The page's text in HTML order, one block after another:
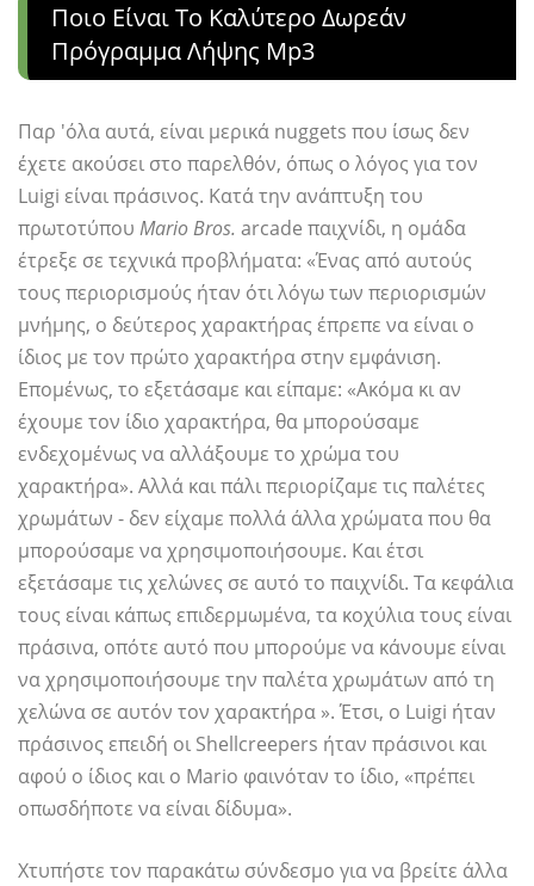
Ποιο Είναι Το Καλύτερο Δωρεάν
Πρόγραμμα Λήψης Mp3
Παρ 'όλα αυτά, είναι μερικά nuggets που ίσως δεν
έχετε ακούσει στο παρελθόν, όπως ο λόγος για τον
Luigi είναι πράσινος. Κατά την ανάπτυξη του
πρωτοτύπου Mario Bros. arcade παιχνίδι, η ομάδα
έτρεξε σε τεχνικά προβλήματα: «Ένας από αυτούς
τους περιορισμούς ήταν ότι λόγω των περιορισμών
μνήμης, ο δεύτερος χαρακτήρας έπρεπε να είναι ο
ίδιος με τον πρώτο χαρακτήρα στην εμφάνιση.
Επομένως, το εξετάσαμε και είπαμε: «Ακόμα κι αν
έχουμε τον ίδιο χαρακτήρα, θα μπορούσαμε
ενδεχομένως να αλλάξουμε το χρώμα του
χαρακτήρα». Αλλά και πάλι περιορίζαμε τις παλέτες
χρωμάτων - δεν είχαμε πολλά άλλα χρώματα που θα
μπορούσαμε να χρησιμοποιήσουμε. Και έτσι
εξετάσαμε τις χελώνες σε αυτό το παιχνίδι. Τα κεφάλια
τους είναι κάπως επιδερμωμένα, τα κοχύλια τους είναι
πράσινα, οπότε αυτό που μπορούμε να κάνουμε είναι
να χρησιμοποιήσουμε την παλέτα χρωμάτων από τη
χελώνα σε αυτόν τον χαρακτήρα ». Έτσι, ο Luigi ήταν
πράσινος επειδή οι Shellcreepers ήταν πράσινοι και
αφού ο ίδιος και ο Mario φαινόταν το ίδιο, «πρέπει
οπωσδήποτε να είναι δίδυμα».
Χτυπήστε τον παρακάτω σύνδεσμο για να βρείτε άλλα